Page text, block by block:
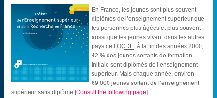
En France, les jeunes sont plus souvent
diplômés de l’enseignement supérieur que
les personnes plus âgées et plus souvent
aussi que les jeunes vivant dans les autres
pays de l’OCDE. À la fin des années 2000,
42 % des jeunes sortants de formation
initiale sont diplômés de l’enseignement
supérieur. Mais chaque année, environ
69 000 jeunes sortent de l’enseignement
supérieur sans diplôme [Consult the following page]